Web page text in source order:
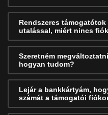
Rendszeres
utalással, miért nincs
Szeretném
hogyan tudom?
Lejár a bankkártyám,
számát a támogatói